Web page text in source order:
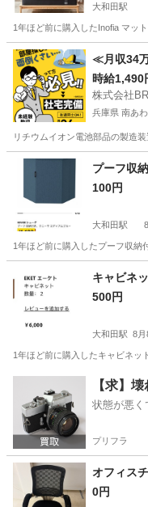
大和田駅
1年ほど前に購入したInofia マッ
大阪 門真市 大和田駅
≪月収34
時給1,490
株式会社
兵庫県 南あ
リチウムイオン電池部品の製造
兵庫 南あわじ市 その他
プーフ収
100円
大和田駅
1年ほど前に購入したプーフ収納
大和田駅
キャビネ
500円
大和田駅 8月
1年ほど前に購入したキャビネ
大和田駅
【求】
状態が悪く
プリフラ
オフィス
0円